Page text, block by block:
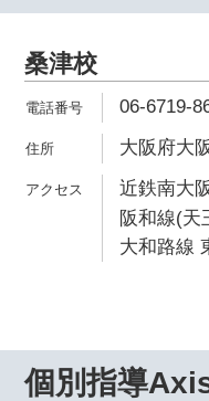
桑津校
06-6719-
大阪府大
近鉄南大
阪和線(天
大和路線
個別指導